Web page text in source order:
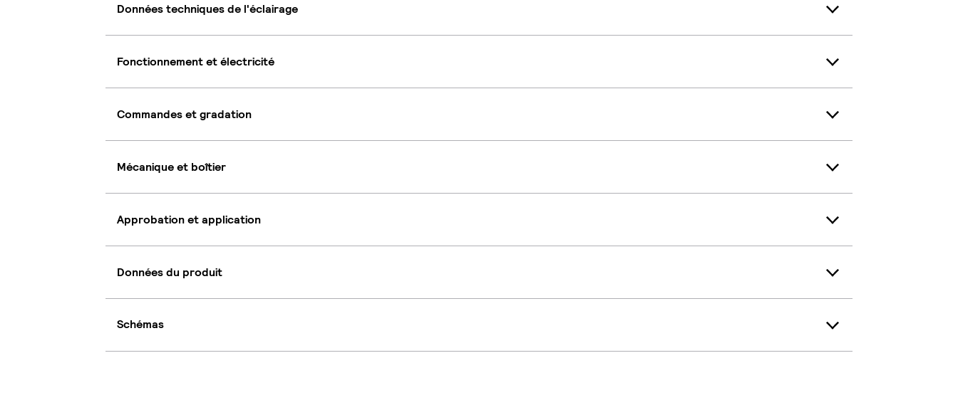
Données techniques de l'éclairage
Fonctionnement et électricité
Commandes et gradation
Mécanique et boîtier
Approbation et application
Données du produit
Schémas